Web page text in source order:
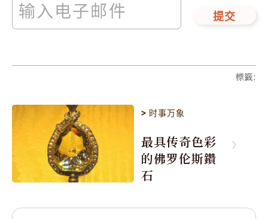
提交
標籤:
> 时事万象
最具传奇色彩
的佛罗伦斯鑽
石